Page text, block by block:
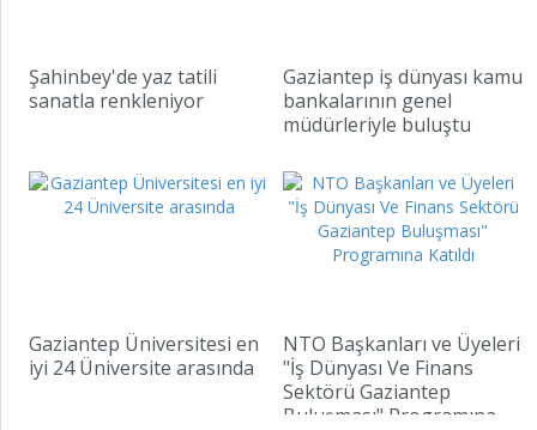
Şahinbey'de yaz tatili
sanatla renkleniyor
Gaziantep iş dünyası kamu
bankalarının genel
müdürleriyle buluştu
Gaziantep Üniversitesi en
iyi 24 Üniversite arasında
NTO Başkanları ve Üyeleri
"İş Dünyası Ve Finans
Sektörü Gaziantep
Buluşması" Programına